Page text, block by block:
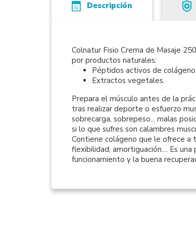
Descripción
Colnatur Fisio Crema de Masaje
por productos naturales:
Péptidos activos de colágeno
Extractos vegetales.
Prepara el músculo antes de la
tras realizar deporte o esfuerzo
sobrecarga, sobrepeso... malas
si lo que sufres son calambres
Contiene colágeno que le ofrece a
flexibilidad, amortiguación.... Es
funcionamiento y la buena